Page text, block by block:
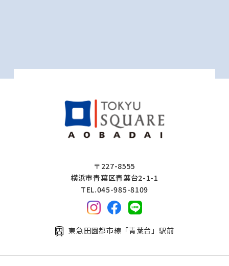
〒227-8555
横浜市青葉区青葉台2-1-1
TEL.045-985-8109
東急田園都市線「青葉台」駅前